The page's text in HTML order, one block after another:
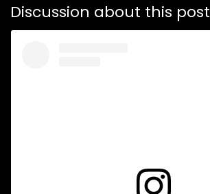
Discussion about this post